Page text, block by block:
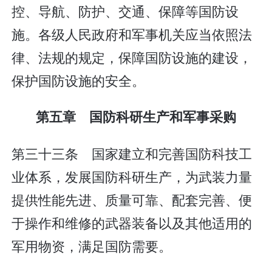
控、导航、防护、交通、保障等国防设
施。各级人民政府和军事机关应当依照法
律、法规的规定，保障国防设施的建设，
保护国防设施的安全。
第五章 国防科研生产和军事采购
第三十三条 国家建立和完善国防科技工
业体系，发展国防科研生产，为武装力量
提供性能先进、质量可靠、配套完善、便
于操作和维修的武器装备以及其他适用的
军用物资，满足国防需要。